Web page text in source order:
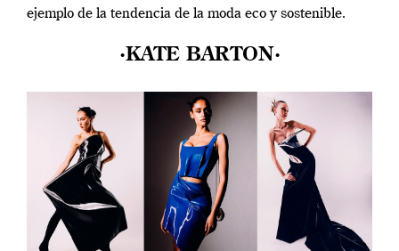
ejemplo de la tendencia de la moda eco y sostenible.
·KATE BARTON·